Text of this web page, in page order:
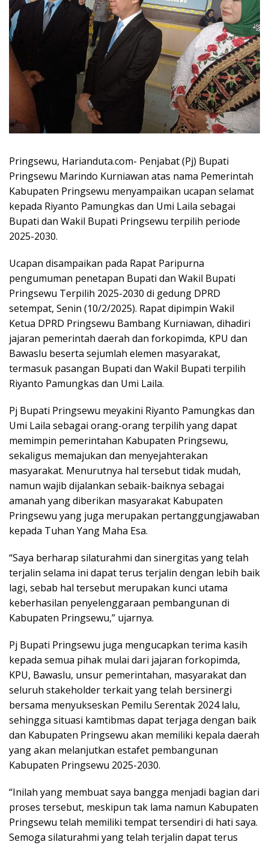
Pringsewu, Harianduta.com- Penjabat (Pj) Bupati
Pringsewu Marindo Kurniawan atas nama Pemerintah
Kabupaten Pringsewu menyampaikan ucapan selamat
kepada Riyanto Pamungkas dan Umi Laila sebagai
Bupati dan Wakil Bupati Pringsewu terpilih periode
2025-2030.
Ucapan disampaikan pada Rapat Paripurna
pengumuman penetapan Bupati dan Wakil Bupati
Pringsewu Terpilih 2025-2030 di gedung DPRD
setempat, Senin (10/2/2025). Rapat dipimpin Wakil
Ketua DPRD Pringsewu Bambang Kurniawan, dihadiri
jajaran pemerintah daerah dan forkopimda, KPU dan
Bawaslu beserta sejumlah elemen masyarakat,
termasuk pasangan Bupati dan Wakil Bupati terpilih
Riyanto Pamungkas dan Umi Laila.
Pj Bupati Pringsewu meyakini Riyanto Pamungkas dan
Umi Laila sebagai orang-orang terpilih yang dapat
memimpin pemerintahan Kabupaten Pringsewu,
sekaligus memajukan dan menyejahterakan
masyarakat. Menurutnya hal tersebut tidak mudah,
namun wajib dijalankan sebaik-baiknya sebagai
amanah yang diberikan masyarakat Kabupaten
Pringsewu yang juga merupakan pertanggungjawaban
kepada Tuhan Yang Maha Esa.
“Saya berharap silaturahmi dan sinergitas yang telah
terjalin selama ini dapat terus terjalin dengan lebih baik
lagi, sebab hal tersebut merupakan kunci utama
keberhasilan penyelenggaraan pembangunan di
Kabupaten Pringsewu,” ujarnya.
Pj Bupati Pringsewu juga mengucapkan terima kasih
kepada semua pihak mulai dari jajaran forkopimda,
KPU, Bawaslu, unsur pemerintahan, masyarakat dan
seluruh stakeholder terkait yang telah bersinergi
bersama menyukseskan Pemilu Serentak 2024 lalu,
sehingga situasi kamtibmas dapat terjaga dengan baik
dan Kabupaten Pringsewu akan memiliki kepala daerah
yang akan melanjutkan estafet pembangunan
Kabupaten Pringsewu 2025-2030.
“Inilah yang membuat saya bangga menjadi bagian dari
proses tersebut, meskipun tak lama namun Kabupaten
Pringsewu telah memiliki tempat tersendiri di hati saya.
Semoga silaturahmi yang telah terjalin dapat terus